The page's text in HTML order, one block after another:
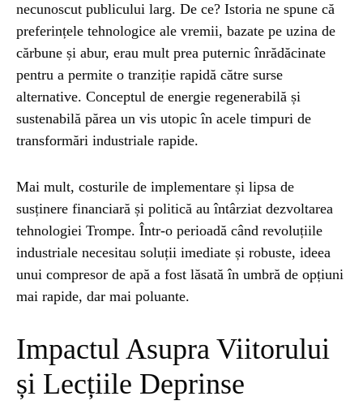
necunoscut publicului larg. De ce? Istoria ne spune că
preferințele tehnologice ale vremii, bazate pe uzina de
cărbune și abur, erau mult prea puternic înrădăcinate
pentru a permite o tranziție rapidă către surse
alternative. Conceptul de energie regenerabilă și
sustenabilă părea un vis utopic în acele timpuri de
transformări industriale rapide.
Mai mult, costurile de implementare și lipsa de
susținere financiară și politică au întârziat dezvoltarea
tehnologiei Trompe. Într-o perioadă când revoluțiile
industriale necesitau soluții imediate și robuste, ideea
unui compresor de apă a fost lăsată în umbră de opțiuni
mai rapide, dar mai poluante.
Impactul Asupra Viitorului
și Lecțiile Deprinse